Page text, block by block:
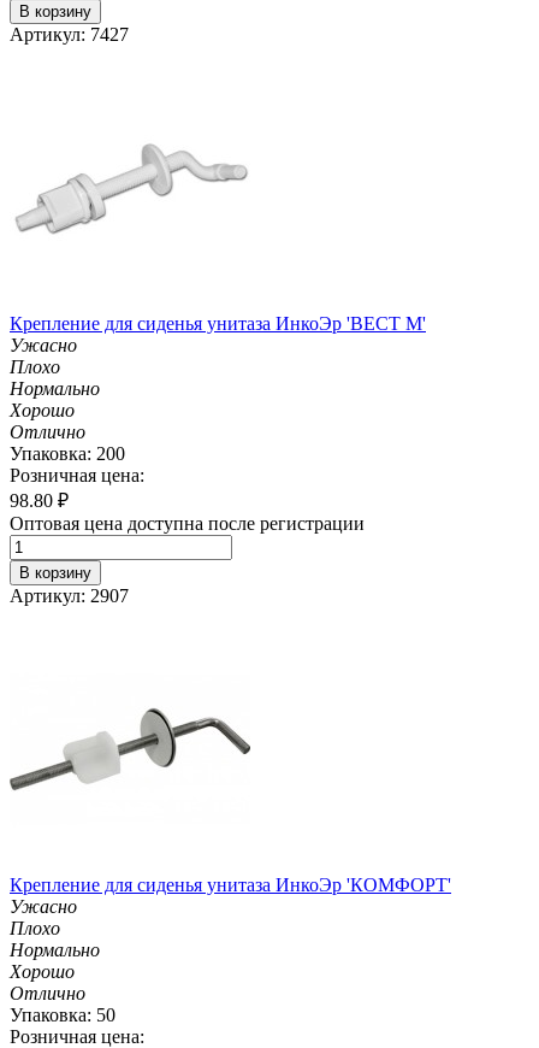
В корзину
Артикул: 7427
Крепление для сиденья унитаза ИнкоЭр 'ВЕСТ М'
Ужасно
Плохо
Нормально
Хорошо
Отлично
Упаковка: 200
Розничная цена:
98.80 ₽
Оптовая цена доступна после регистрации
В корзину
Артикул: 2907
Крепление для сиденья унитаза ИнкоЭр 'КОМФОРТ'
Ужасно
Плохо
Нормально
Хорошо
Отлично
Упаковка: 50
Розничная цена: